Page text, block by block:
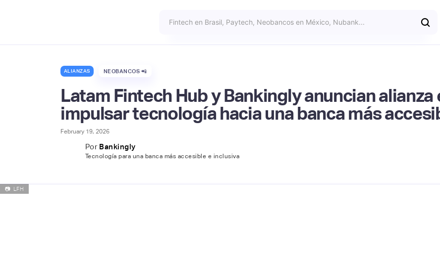
ALIANZAS NEOBANCOS 📲
Latam Fintech Hub y Bankingly anuncian
impulsar tecnología hacia una banca más
February 19, 2026
Por Bankingly
Tecnología para una banca más accesible e inclusiva
📷 LFH